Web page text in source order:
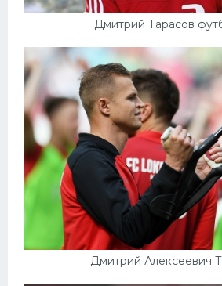
Дмитрий Тарасов
Дмитрий Алексеевич